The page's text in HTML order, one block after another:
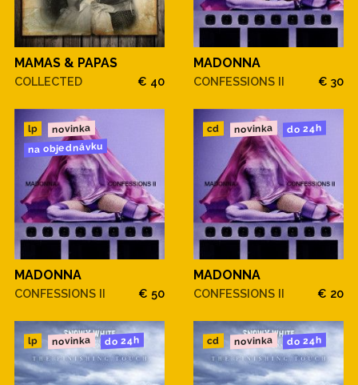
MAMAS & PAPAS
COLLECTED € 40
MADONNA
CONFESSIONS II € 30
lp novinka
na objednávku
MADONNA
CONFESSIONS II € 50
cd novinka do 24h
MADONNA
CONFESSIONS II € 20
lp novinka do 24h cd novinka do 24h